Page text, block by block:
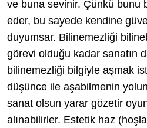
ve buna sevinir. Çünkü bunu
eder, bu sayede kendine
duyumsar. Bilinemezliği
görevi olduğu kadar sanatın
bilinemezliği bilgiyle aşmak
düşünce ile aşabilmenin
sanat olsun yarar gözetir
alınabilirler. Estetik haz